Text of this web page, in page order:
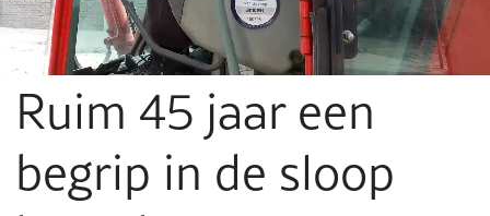
Ruim 45 jaar een
begrip in de sloop